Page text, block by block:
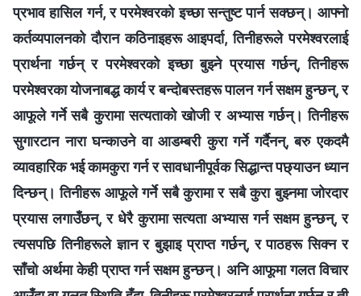
प्रभाव हासिल गर्न, र परमेश्‍वरको इच्छा सन्तुष्ट पार्न सक्छन्। आफ्नो
कर्तव्यपालनको दौरान कठिनाइहरू आइपर्दा, तिनीहरूले परमेश्‍वरलाई
प्रार्थना गर्छन् र परमेश्‍वरको इच्छा बुझ्ने प्रयास गर्छन्, तिनीहरू
परमेश्‍वरका योजनाबद्ध कार्य र बन्दोबस्तहरू पालन गर्न सक्षम हुन्छन्, र
आफूले गर्ने सबै कुरामा सत्यताको खोजी र अभ्यास गर्छन्। तिनीहरू
सुगारटान नारा घन्काउने वा आडम्बरी कुरा गर्ने गर्दैनन्, बरु एकदमै
व्यावहारिक भई कामकुरा गर्न र सावधानीपूर्वक सिद्धान्त पछ्याउन ध्यान
दिन्छन्। तिनीहरू आफूले गर्ने सबै कुरामा र सबै कुरा बुझ्नमा जोरदार
प्रयास लगाउँछन्, र धेरै कुरामा सत्यता अभ्यास गर्न सक्षम हुन्छन्, र
त्यसपछि तिनीहरूले ज्ञान र बुझाइ प्राप्त गर्छन्, र पाठहरू सिक्‍न र
साँचो अर्थमा केही प्राप्त गर्न सक्षम हुन्छन्। अनि आफूमा गलत विचार